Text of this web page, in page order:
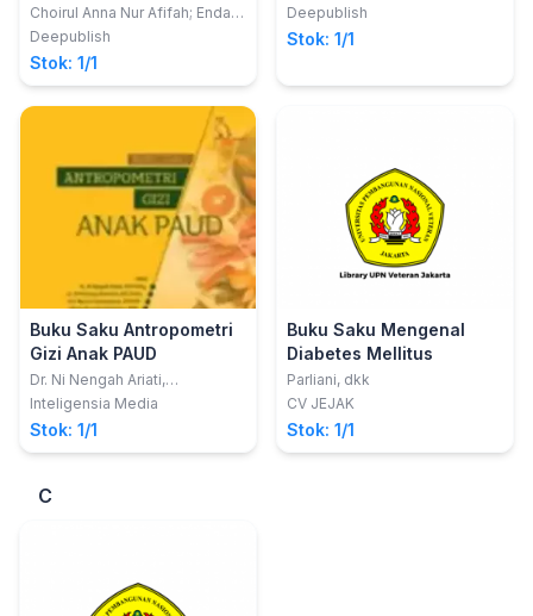
Choirul Anna Nur Afifah; Endah
Tri Anomsari
Deepublish
Stok: 1/1
Deepublish
Stok: 1/1
Buku Saku Antropometri
Gizi Anak PAUD
Dr. Ni Nengah Ariati,
SST.M.Erg.; dkk
Inteligensia Media
Stok: 1/1
Buku Saku Mengenal
Diabetes Mellitus
Parliani, dkk
CV JEJAK
Stok: 1/1
C